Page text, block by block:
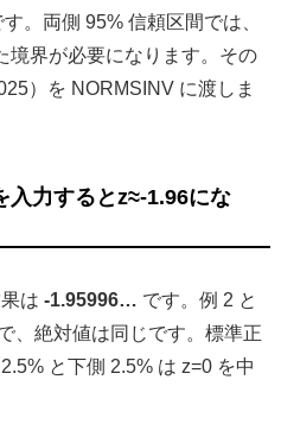
。両側 95% 信頼区間では、
境界が必要になります。その
）を NORMSINV に渡しま
入力するとz≈-1.96にな
は -1.95996… です。例 2 と
、絶対値は同じです。標準正
と下側 2.5% は z=0 を中